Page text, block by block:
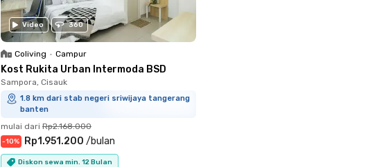
Video 360
Coliving • Campur
Kost Rukita Urban Intermoda BSD
Sampora, Cisauk
1.8 km dari stab negeri sriwijaya tangerang
banten
mulai dari Rp2.168.000
-10% Rp1.951.200 /bulan
Diskon sewa min. 12 Bulan